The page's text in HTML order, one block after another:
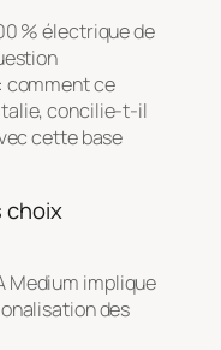
% électrique de
comment ce
concilie-t-il
cette base
choix
Medium implique
des